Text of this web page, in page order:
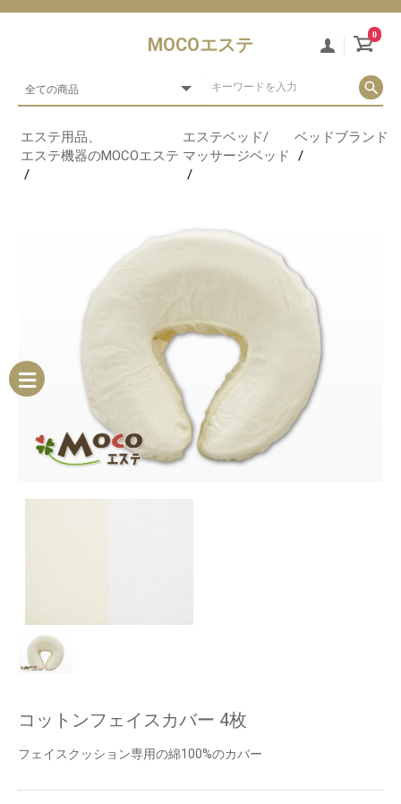
MOCOエステ
0
エステ用品、
エステ機器のMOCOエステ
エステベッド/
マッサージベッド
ベッドブランド
コットンフェイスカバー 4枚
フェイスクッション専用の綿100%のカバー